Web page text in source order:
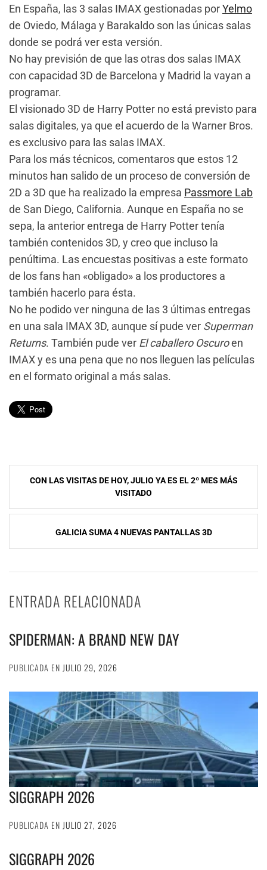
En España, las 3 salas IMAX gestionadas porYelmo
de Oviedo, Málaga y Barakaldo son las únicas salas
donde se podrá ver esta versión.
No hay previsión de que las otras dos salas IMAX
con capacidad 3D de Barcelona y Madrid la vayan a
programar.
El visionado 3D de Harry Potter no está previsto para
salas digitales, ya que el acuerdo de la Warner Bros.
es exclusivo para las salas IMAX.
Para los más técnicos, comentaros que estos 12
minutos han salido de un proceso de conversión de
2D a 3D que ha realizado la empresa Passmore Lab
de San Diego, California. Aunque en España no se
sepa, la anterior entrega de Harry Potter tenía
también contenidos 3D, y creo que incluso la
penúltima. Las encuestas positivas a este formato
de los fans han «obligado» a los productores a
también hacerlo para ésta.
No he podido ver ninguna de las 3 últimas entregas
en una sala IMAX 3D, aunque sí pude ver Superman
Returns. También pude ver El caballero Oscuroen
IMAX y es una pena que no nos lleguen las películas
en el formato original a más salas.
Navegación
entradas
CON LAS VISITAS DE HOY, JULIO YA ES EL 2º MES MÁS
VISITADO
GALICIA SUMA 4 NUEVAS PANTALLAS 3D
ENTRADA RELACIONADA
SPIDERMAN: A BRAND NEW DAY
PUBLICADA EN JULIO 29, 2026
SIGGRAPH 2026
PUBLICADA EN JULIO 27, 2026
SIGGRAPH 2026